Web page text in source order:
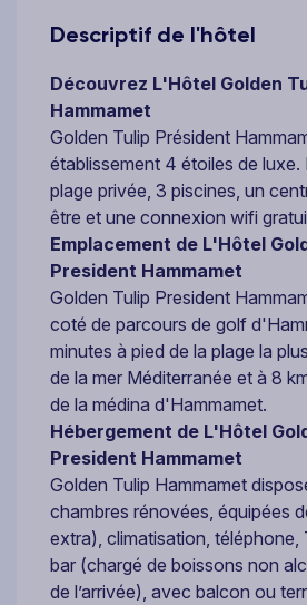
Descriptif de l'hôtel
Découvrez L'Hôtel Golden
Hammamet
Golden Tulip Président
établissement 4 étoiles de luxe.
plage privée, 3 piscines, un
être et une connexion wifi
Emplacement de L'Hôtel
President Hammamet
Golden Tulip President
coté de parcours de golf
minutes à pied de la plage la
de la mer Méditerranée et à 8
de la médina d'Hammamet.
Hébergement de L'Hôtel
President Hammamet
Golden Tulip Hammamet
chambres rénovées, équipées
extra), climatisation, téléphone,
bar (chargé de boissons non
de l’arrivée), avec balcon ou